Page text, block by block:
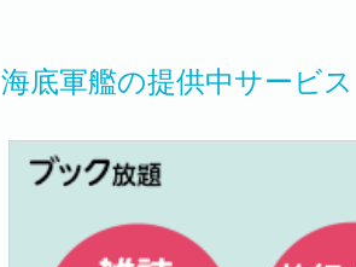
海底軍艦の提供中サービス